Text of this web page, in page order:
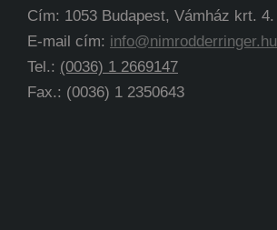
Cím: 1053 Budapest, Vámház krt. 4.
E-mail cím: info@nimrodderringer.hu
Tel.: (0036) 1 2669147
Fax.: (0036) 1 2350643